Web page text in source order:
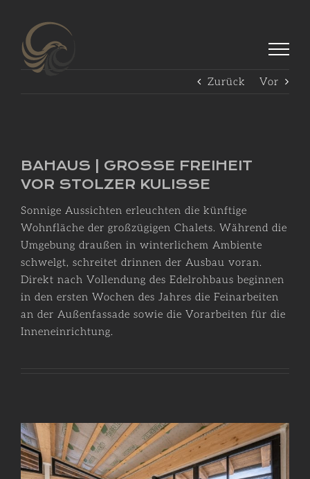
springen
Zurück Vor
grösseres
Bild
BAHAUS | GROSSE FREIHEIT
VOR STOLZER KULISSE
Sonnige Aussichten erleuchten die künftige
Wohnfläche der großzügigen Chalets. Während die
Umgebung draußen in winterlichem Ambiente
schwelgt, schreitet drinnen der Ausbau voran.
Direkt nach Vollendung des Edelrohbaus beginnen
in den ersten Wochen des Jahres die Feinarbeiten
an der Außenfassade sowie die Vorarbeiten für die
Inneneinrichtung.